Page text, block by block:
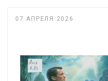
07 АПРЕЛЯ 2026